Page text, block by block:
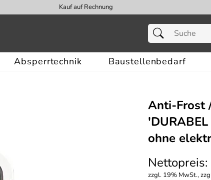
Kauf auf Rechnung
Absperrtechnik Baustellenbedarf
Anti-Frost
ohne
zzgl. 19% MwSt.,